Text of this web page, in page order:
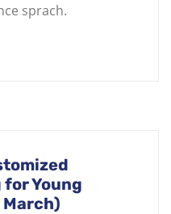
sprach.
Young